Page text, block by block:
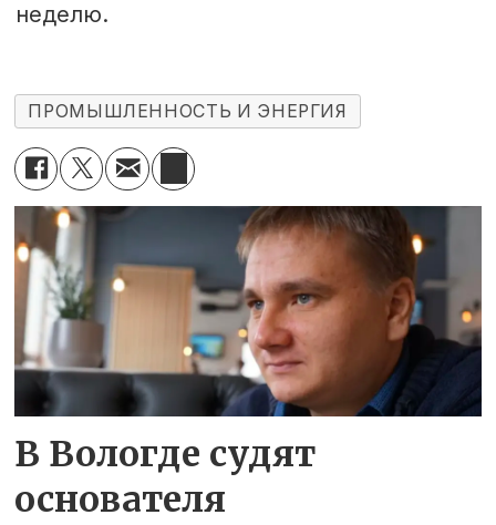
неделю.
ПРОМЫШЛЕННОСТЬ И ЭНЕРГИЯ
В Вологде судят
основателя